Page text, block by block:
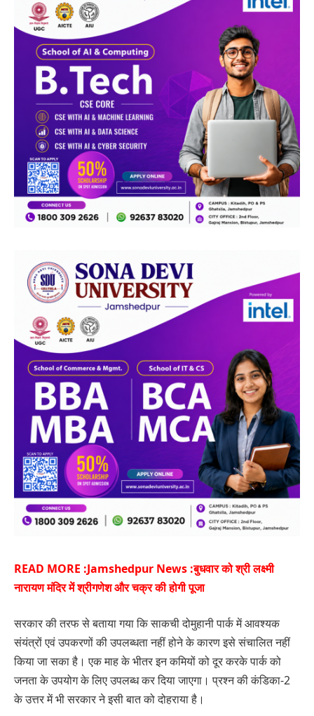
READ MORE :Jamshedpur News :बुधवार को श्री लक्ष्मी
नारायण मंदिर में श्रीगणेश और चक्र की होगी पूजा
सरकार की तरफ से बताया गया कि साकची दोमुहानी पार्क में आवश्यक
संयंत्रों एवं उपकरणों की उपलब्धता नहीं होने के कारण इसे संचालित नहीं
किया जा सका है। एक माह के भीतर इन कमियों को दूर करके पार्क को
जनता के उपयोग के लिए उपलब्ध कर दिया जाएगा। प्रश्न की कंडिका-2
के उत्तर में भी सरकार ने इसी बात को दोहराया है।